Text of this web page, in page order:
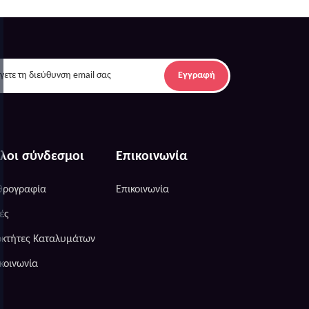
Εγγραφή
σύνδεσμοι
Καταλυμάτων
Επικοινωνία
Επικοινωνία